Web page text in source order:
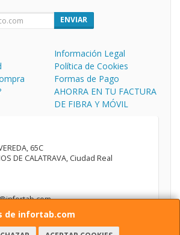
de infortab.com
ENVIAR
Información Legal
Política de Cookies
Formas de Pago
AHORRA EN TU FACTURA
DE FIBRA Y MÓVIL
65C
DE CALATRAVA, Ciudad Real